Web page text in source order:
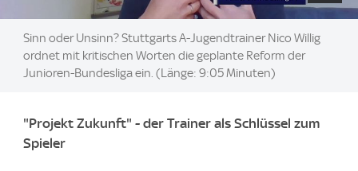
Sinn oder Unsinn? Stuttgarts A-Jugendtrainer Nico Willig
ordnet mit kritischen Worten die geplante Reform der
Junioren-Bundesliga ein. (Länge: 9:05 Minuten)
"Projekt Zukunft" - der Trainer als Schlüssel zum
Spieler